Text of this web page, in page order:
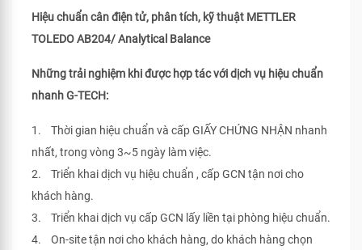
Hiệu chuẩn cân điện tử, phân tích, kỹ thuật METTLER
TOLEDO AB204/ Analytical Balance
Những trải nghiệm khi được hợp tác với dịch vụ hiệu chuẩn
nhanh G-TECH:
1. Thời gian hiệu chuẩn và cấp GIẤY CHỨNG NHẬN nhanh
nhất, trong vòng 3~5 ngày làm việc.
2. Triển khai dịch vụ hiệu chuẩn , cấp GCN tận nơi cho
khách hàng.
3. Triển khai dịch vụ cấp GCN lấy liền tại phòng hiệu chuẩn.
4. On-site tận nơi cho khách hàng, do khách hàng chọn